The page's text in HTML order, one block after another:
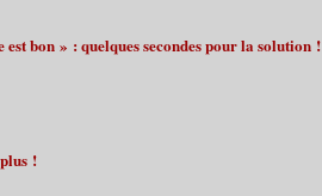
bon » : quelques secondes pour la solution !
!